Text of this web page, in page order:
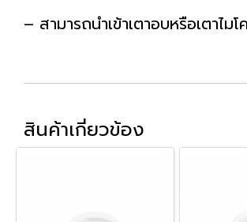
– สามารถนำเข้าเตาอบหรือเตาไมโ
สินค้าเกี่ยวข้อง